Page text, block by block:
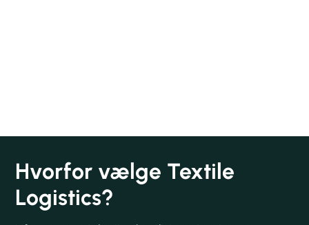
Hvorfor vælge Textile
Logistics?